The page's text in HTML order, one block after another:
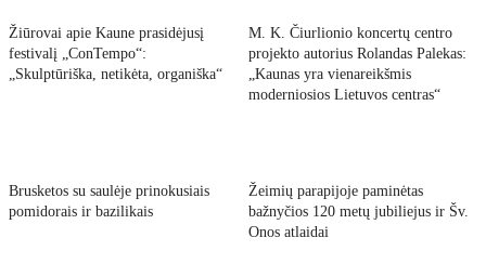
Žiūrovai apie Kaune prasidėjusį
festivalį „ConTempo“:
„Skulptūriška, netikėta, organiška“
M. K. Čiurlionio koncertų centro
projekto autorius Rolandas Palekas:
„Kaunas yra vienareikšmis
moderniosios Lietuvos centras“
Brusketos su saulėje prinokusiais
pomidorais ir bazilikais
Žeimių parapijoje paminėtas
bažnyčios 120 metų jubiliejus ir Šv.
Onos atlaidai